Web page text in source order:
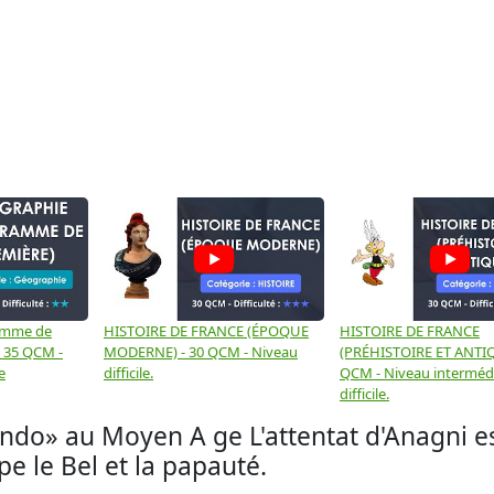
de
QCM -
HISTOIRE DE FRANCE (ÉPOQUE
MODERNE) - 30 QCM - Niveau
difficile.
HISTOIRE DE FRANCE
(PRÉHISTOIRE ET
QCM - Niveau
difficile.
au Moyen A ge L'attentat d'Anagni
le Bel et la papauté.